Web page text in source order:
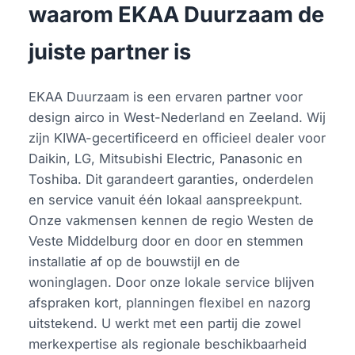
waarom EKAA Duurzaam de
juiste partner is
EKAA Duurzaam is een ervaren partner voor
design airco in West-Nederland en Zeeland. Wij
zijn KIWA-gecertificeerd en officieel dealer voor
Daikin, LG, Mitsubishi Electric, Panasonic en
Toshiba. Dit garandeert garanties, onderdelen
en service vanuit één lokaal aanspreekpunt.
Onze vakmensen kennen de regio Westen de
Veste Middelburg door en door en stemmen
installatie af op de bouwstijl en de
woninglagen. Door onze lokale service blijven
afspraken kort, planningen flexibel en nazorg
uitstekend. U werkt met een partij die zowel
merkexpertise als regionale beschikbaarheid